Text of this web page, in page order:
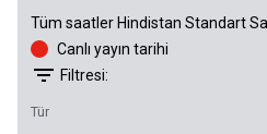
Tüm saatler Hindistan Standart
Canlı yayın tarihi
filter_list Filtresi:
Tür